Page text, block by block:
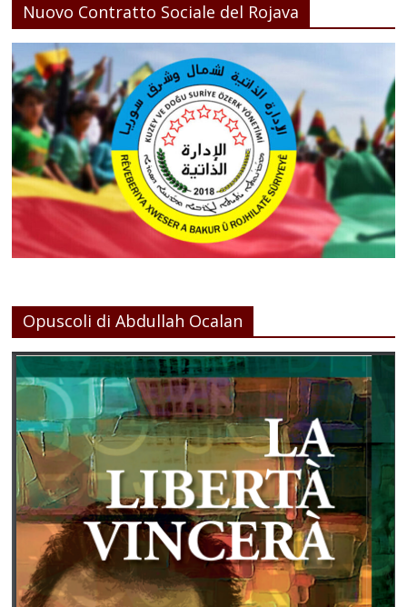
Nuovo Contratto Sociale del Rojava
Opuscoli di Abdullah Ocalan